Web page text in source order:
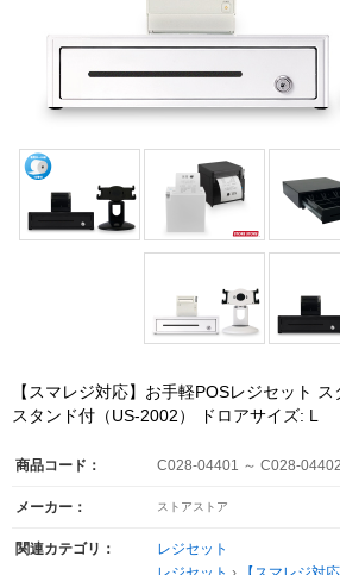
【スマレジ対応】お手軽POSレジセット
スタンド付（US-2002） ドロアサイズ: L
商品コード： C028-04401 ～ C028-04402
メーカー： ストアストア
関連カテゴリ：
レジセット